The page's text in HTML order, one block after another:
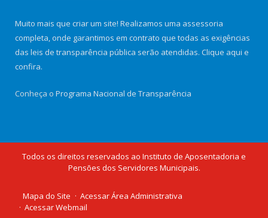
Muito mais que criar um site! Realizamos uma assessoria
completa, onde garantimos em contrato que todas as exigências
das leis de transparência pública serão atendidas. Clique aqui e
confira.
Conheça o Programa Nacional de Transparência
Todos os direitos reservados ao Instituto de Aposentadoria e
Pensões dos Servidores Municipais.
Mapa do Site
Acessar Área Administrativa
Acessar Webmail